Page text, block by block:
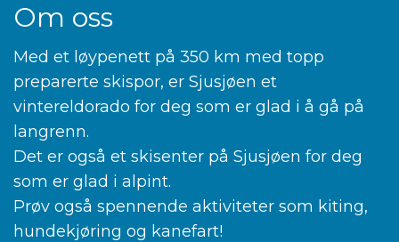
Om oss
Med et løypenett på 350 km med topp
preparerte skispor, er Sjusjøen et
vintereldorado for deg som er glad i å gå på
langrenn.
Det er også et skisenter på Sjusjøen for deg
som er glad i alpint.
Prøv også spennende aktiviteter som kiting,
hundekjøring og kanefart!